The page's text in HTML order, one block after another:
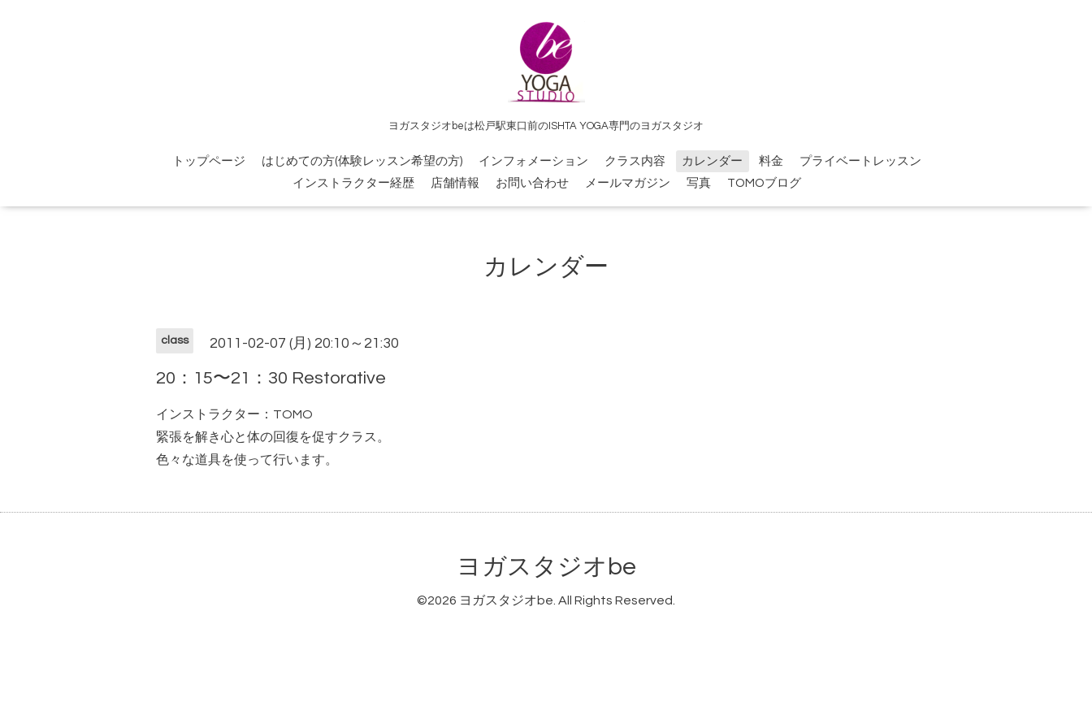
ヨガスタジオbeは松戸駅東口前のISHTA YOGA専門のヨガスタジオ
トップページ はじめての方(体験レッスン希望の方) インフォメーション クラス内容 カレンダー 料金
プライベートレッスン
インストラクター経歴
店舗情報 お問い合わせ メールマガジン 写真 TOMOブログ
カレンダー
class 2011-02-07 (月) 20:10～21:30
20：15〜21：30 Restorative
インストラクター：TOMO
緊張を解き心と体の回復を促すクラス。
色々な道具を使って行います。
ヨガスタジオbe
©2026 ヨガスタジオbe. All Rights Reserved.